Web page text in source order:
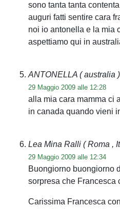
sono tanta tanta
auguri fatti sentire cara
noi io antonella e la mia
aspettiamo qui in
ANTONELLA ( australia )
29 Maggio 2009 alle 12:28
alla mia cara mamma ci
in canada quando vieni
Lea Mina Ralli ( Roma ,
29 Maggio 2009 alle 12:34
Buongiorno buongiorno
sorpresa che Francesca
Carissima Francesca